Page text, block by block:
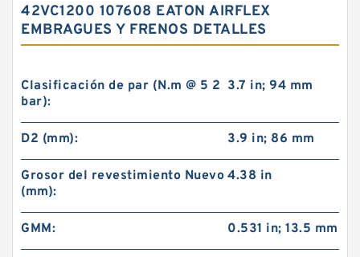
42VC1200 107608 EATON AIRFLEX
EMBRAGUES Y FRENOS DETALLES
Clasificación de par (N.m @ 5 2
bar):
3.7 in; 94 mm
D2 (mm): 3.9 in; 86 mm
Grosor del revestimiento Nuevo
(mm):
4.38 in
GMM: 0.531 in; 13.5 mm